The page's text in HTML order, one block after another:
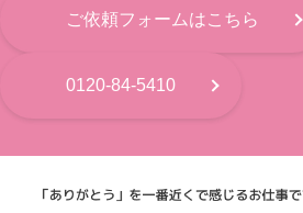
ご依頼フォームはこちら
0120-84-5410